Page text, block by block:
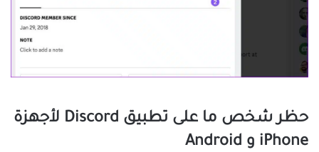
حظر شخص ما على تطبيق Discord لأجهزة
iPhone و Android